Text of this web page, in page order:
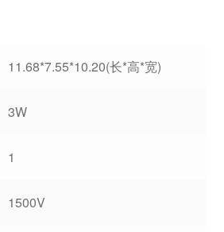
11.68*7.55*10.20(长*高*宽)
3W
1
1500V